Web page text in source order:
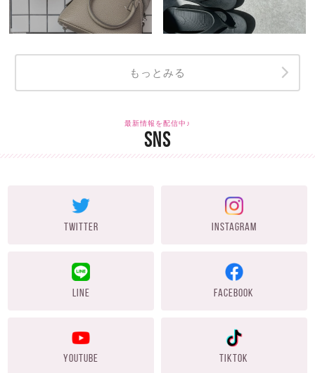
もっとみる
最新情報を配信中♪
SNS
TWITTER INSTAGRAM
LINE FACEBOOK
YOUTUBE TIKTOK